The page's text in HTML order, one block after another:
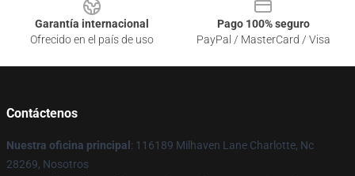
Garantía internacional
Ofrecido en el país de uso
Pago 100% seguro
PayPal / MasterCard / Visa
Contáctenos
Nuestra oficina principal : 116189 Milhaven Lane Charlotte, Nc
28269, Nosotros